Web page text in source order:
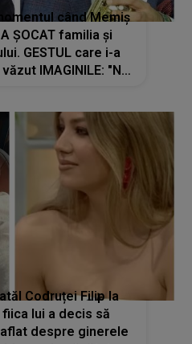
Codruței Filip la
lui a decis să
aflat despre ginerele
de sănătate:
cu...”